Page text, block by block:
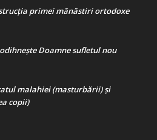
primei mănăstiri ortodoxe
Doamne sufletul nou
malahiei (masturbării) şi
copii)